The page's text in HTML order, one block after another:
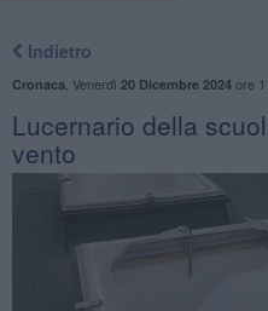
Indietro
Cronaca Venerdì 20 Dicembre 2024ore
Lucernario della
vento